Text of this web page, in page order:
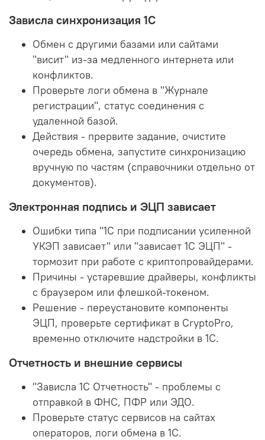
Зависла синхронизация 1С
Обмен с другими базами или сайтами
"висит" из-за медленного интернета или
конфликтов.
Проверьте логи обмена в "Журнале
регистрации", статус соединения с
удаленной базой.
Действия - прервите задание, очистите
очередь обмена, запустите синхронизацию
вручную по частям (справочники отдельно от
документов).
Электронная подпись и ЭЦП зависает
Ошибки типа "1С при подписании усиленной
УКЭП зависает" или "зависает 1С ЭЦП" -
тормозит при работе с криптопровайдерами.
Причины - устаревшие драйверы, конфликты
с браузером или флешкой-токеном.
Решение - переустановите компоненты
ЭЦП, проверьте сертификат в CryptoPro,
временно отключите надстройки в 1С.
Отчетность и внешние сервисы
"Зависла 1С Отчетность" - проблемы с
отправкой в ФНС, ПФР или ЭДО.
Проверьте статус сервисов на сайтах
операторов, логи обмена в 1С.